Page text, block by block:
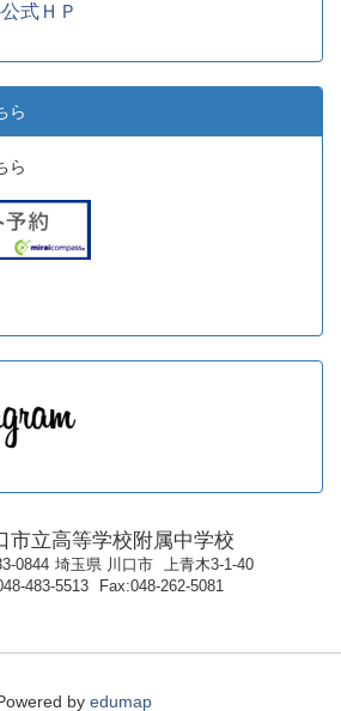
式ＨＰ
ら
ら
市立高等学校附属中学校
0844 埼玉県 川口市
上青木3-1-40
483-5513 Fax 048-262-5081
by edumap